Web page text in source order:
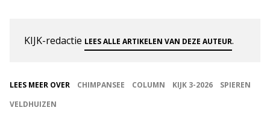
KIJK-redactie LEES ALLE ARTIKELEN VAN DEZE AUTEUR.
LEES MEER OVER CHIMPANSEE COLUMN KIJK 3-2026
SPIEREN
VELDHUIZEN